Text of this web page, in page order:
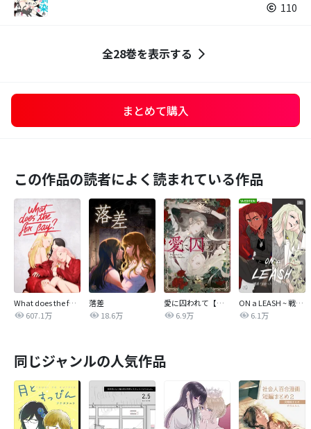
110
全28巻を表示する
まとめて購入
この作品の読者によく読まれている作品
What does the fox say?
607.1万
落差
18.6万
愛に囚われて【タテヨミ】
6.9万
ON a LEASH ~ 戦場で出会った彼女に囚われて ~【改訂版】
6.1万
同じジャンルの人気作品